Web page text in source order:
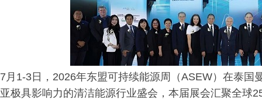
7月1-3日，2026年东盟可持续能源周（ASEW）在泰
亚极具影响力的清洁能源行业盛会，本届展会汇聚全球